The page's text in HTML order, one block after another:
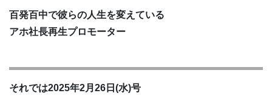
百発百中で彼らの人生を変えている
アホ社長再生プロモーター
それでは2025年2月26日(水)号